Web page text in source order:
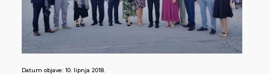
Datum objave: 10. lipnja 2018.